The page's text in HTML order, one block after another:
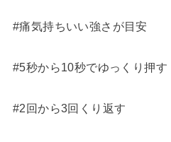
#痛気持ちいい強さが目安
#5秒から10秒でゆっくり押す
#2回から3回くり返す